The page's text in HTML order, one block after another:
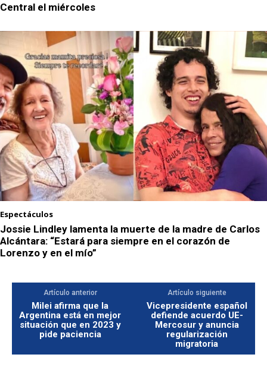
Central el miércoles
Espectáculos
Jossie Lindley lamenta la muerte de la madre de Carlos
Alcántara: “Estará para siempre en el corazón de
Lorenzo y en el mío”
Artículo anterior
Milei afirma que la
Argentina está en mejor
situación que en 2023 y
pide paciencia
Artículo siguiente
Vicepresidente español
defiende acuerdo UE-
Mercosur y anuncia
regularización
migratoria